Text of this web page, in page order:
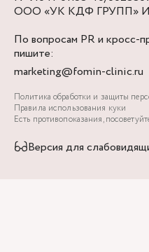
ООО «УК КДФ ГРУПП»
По вопросам PR и кросс-
пишите:
marketing@fomin-clinic.ru
Политика обработки и защиты
Правила использования куки
Есть противопоказания,
Версия для